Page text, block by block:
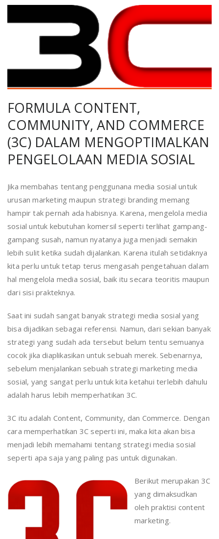
FORMULA CONTENT,
COMMUNITY, AND COMMERCE
(3C) DALAM MENGOPTIMALKAN
PENGELOLAAN MEDIA SOSIAL
Jika membahas tentang penggunana media sosial untuk
urusan marketing maupun strategi branding memang
hampir tak pernah ada habisnya. Karena, mengelola media
sosial untuk kebutuhan komersil seperti terlihat gampang-
gampang susah, namun nyatanya juga menjadi semakin
lebih sulit ketika sudah dijalankan. Karena itulah setidaknya
kita perlu untuk tetap terus mengasah pengetahuan dalam
hal mengelola media sosial, baik itu secara teoritis maupun
dari sisi prakteknya.
Saat ini sudah sangat banyak strategi media sosial yang
bisa dijadikan sebagai referensi. Namun, dari sekian banyak
strategi yang sudah ada tersebut belum tentu semuanya
cocok jika diaplikasikan untuk sebuah merek. Sebenarnya,
sebelum menjalankan sebuah strategi marketing media
sosial, yang sangat perlu untuk kita ketahui terlebih dahulu
adalah harus lebih memperhatikan 3C.
3C itu adalah Content, Community, dan Commerce. Dengan
cara memperhatikan 3C seperti ini, maka kita akan bisa
menjadi lebih memahami tentang strategi media sosial
seperti apa saja yang paling pas untuk digunakan.
Berikut merupakan 3C
yang dimaksudkan
oleh praktisi content
marketing.